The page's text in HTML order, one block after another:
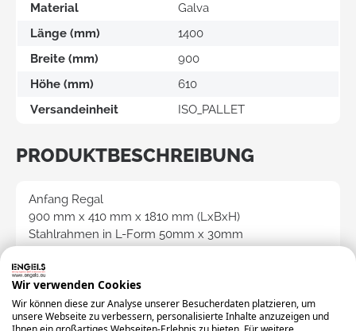
Material
Galva
Länge (mm)
1400
Breite (mm)
900
Höhe (mm)
610
Versandeinheit
ISO_PALLET
PRODUKTBESCHREIBUNG
Anfang Regal
900 mm x 410 mm x 1810 mm (LxBxH)
Stahlrahmen in L-Form 50mm x 30mm
RAL 5019 (blau)
Individuell auszustatten mit verschiedenen
Komponenten wie
Wir verwenden Cookies
Wir können diese zur Analyse unserer Besucherdaten platzieren, um
unsere Webseite zu verbessern, personalisierte Inhalte anzuzeigen und